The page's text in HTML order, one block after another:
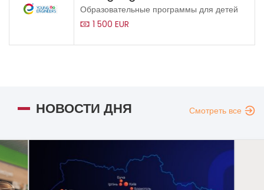
Образовательные программы для детей
1 500 EUR
НОВОСТИ ДНЯ Смотреть все